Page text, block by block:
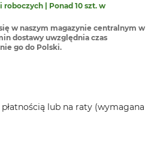
roboczych | Ponad 10 szt. w
w naszym magazynie centralnym w
dostawy uwzględnia czas
go do Polski.
lub na raty (wymagana